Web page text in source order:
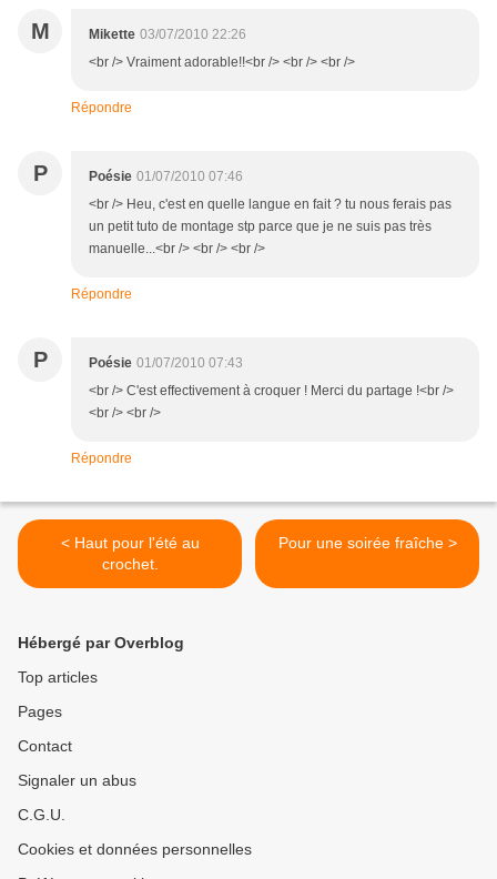
M Mikette 03/07/2010 22:26
<br /> Vraiment adorable!!<br /> <br /> <br />
Répondre
P Poésie 01/07/2010 07:46
<br /> Heu, c'est en quelle langue en fait ? tu nous ferais pas
un petit tuto de montage stp parce que je ne suis pas très
manuelle...<br /> <br /> <br />
Répondre
P Poésie 01/07/2010 07:43
<br /> C'est effectivement à croquer ! Merci du partage !<br />
<br /> <br />
Répondre
< Haut pour l'été au
crochet.
Pour une soirée fraîche >
Hébergé par Overblog
Top articles
Pages
Contact
Signaler un abus
C.G.U.
Cookies et données personnelles